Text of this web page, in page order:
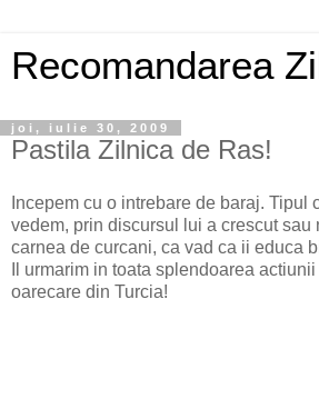
Recomandarea
joi, iulie 30, 2009
Pastila Zilnica de Ras!
Incepem cu o intrebare de baraj. Tipul
vedem, prin discursul lui a crescut sau
carnea de curcani, ca vad ca ii educa
Il urmarim in toata splendoarea
oarecare din Turcia!